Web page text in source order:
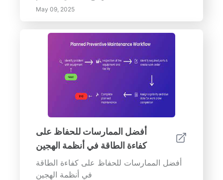
May 09, 2025
أفضل الممارسات للحفاظ على
كفاءة الطاقة في أنظمة الهجين
أفضل الممارسات للحفاظ على كفاءة الطاقة
في أنظمة الهجين